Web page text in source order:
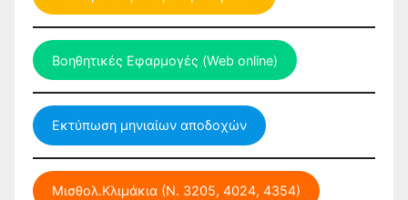
Βοηθητικές Εφαρμογές (Web online)
Εκτύπωση μηνιαίων αποδοχών
Μισθολ.Κλιμάκια (Ν. 3205, 4024, 4354)